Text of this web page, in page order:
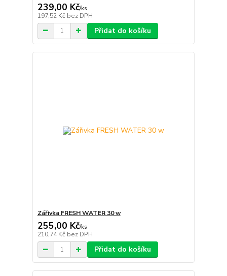
239,00 Kč/ks
197,52 Kč bez DPH
Přidat do košíku
Zářivka FRESH WATER 30 w
255,00 Kč/ks
210,74 Kč bez DPH
Přidat do košíku